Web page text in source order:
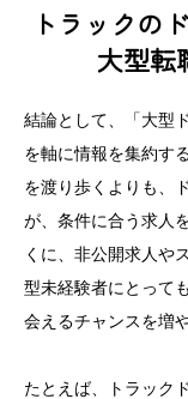
トラックの
大型転
結論として、「大型
を軸に情報を集約す
を渡り歩くよりも、
が、条件に合う求人
くに、非公開求人や
型未経験者にとって
会えるチャンスを増
たとえば、トラック